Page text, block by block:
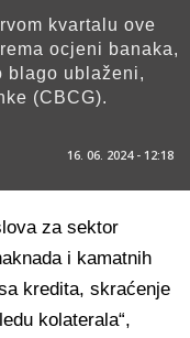
kvartalu ove
ocjeni banaka,
blago ublaženi,
(CBCG).
16. 06. 2024 - 12:18
za sektor
i kamatnih
kredita, skraćenje
kolaterala“,